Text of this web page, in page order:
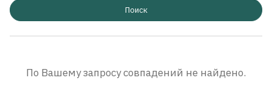
Рейтинги Поиск
По Вашему запросу совпадений не найдено.